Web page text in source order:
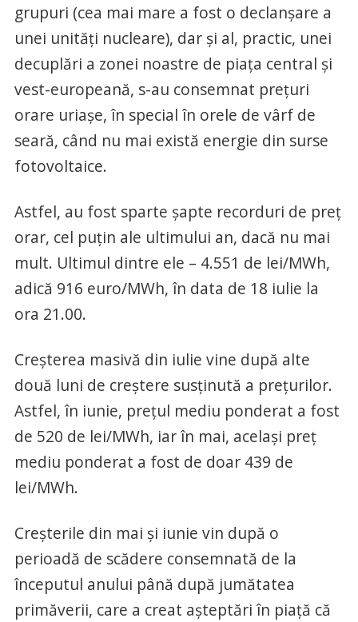
grupuri (cea mai mare a fost o declanșare a
unei unități nucleare), dar și al, practic, unei
decuplări a zonei noastre de piața central și
vest-europeană, s-au consemnat prețuri
orare uriașe, în special în orele de vârf de
seară, când nu mai există energie din surse
fotovoltaice.
Astfel, au fost sparte șapte recorduri de preț
orar, cel puțin ale ultimului an, dacă nu mai
mult. Ultimul dintre ele – 4.551 de lei/MWh,
adică 916 euro/MWh, în data de 18 iulie la
ora 21.00.
Creșterea masivă din iulie vine după alte
două luni de creștere susținută a prețurilor.
Astfel, în iunie, prețul mediu ponderat a fost
de 520 de lei/MWh, iar în mai, același preț
mediu ponderat a fost de doar 439 de
lei/MWh.
Creșterile din mai și iunie vin după o
perioadă de scădere consemnată de la
începutul anului până după jumătatea
primăverii, care a creat așteptări în piață că